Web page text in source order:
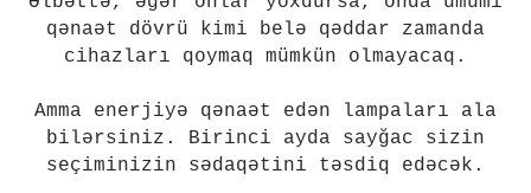
qənaət dövrü kimi belə qəddar zamanda
cihazları qoymaq mümkün olmayacaq.
Amma enerjiyə qənaət edən lampaları ala
bilərsiniz. Birinci ayda sayğac sizin
seçiminizin sədaqətini təsdiq edəcək.